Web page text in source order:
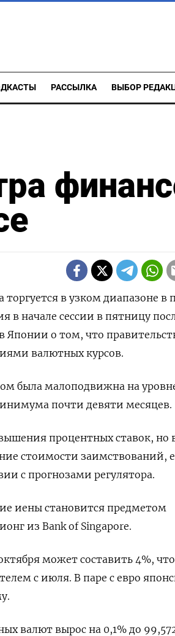
РАССЫЛКА ВЫБОР
в узком диапазоне в
в начале сессии в пятницу
о том, что
валютных курсов.
была малоподвижна на
почти девяти месяцев.
процентных ставок, но
стоимости заимствований,
с прогнозами регулятора.
иены становится предметом
из Bank of Singapore.
может составить 4%, что
с июля. В паре с евро
валют вырос на 0,1% до